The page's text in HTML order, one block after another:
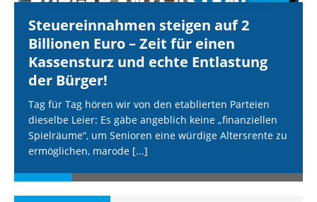
Steuereinnahmen steigen auf 2
Billionen Euro – Zeit für einen
Kassensturz und echte Entlastung
der Bürger!
Tag für Tag hören wir von den etablierten Parteien
dieselbe Leier: Es gäbe angeblich keine „finanziellen
Spielräume“, um Senioren eine würdige Altersrente zu
ermöglichen, marode [...]